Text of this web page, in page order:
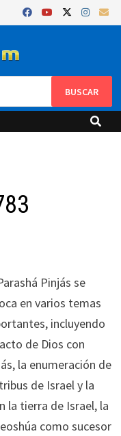
Pinjás se
en varios temas
incluyendo
de Dios con
la enumeración de
de Israel y la
la tierra de Israel, la
como sucesor